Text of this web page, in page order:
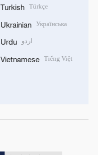
Turkish Türkçe
Ukrainian Українська
Urdu اردو
Vietnamese Tiếng Việt